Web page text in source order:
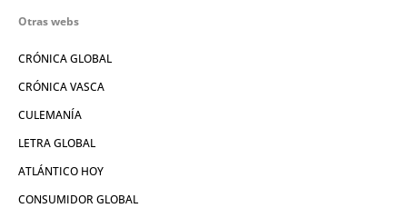
Otras webs
CRÓNICA GLOBAL
CRÓNICA VASCA
CULEMANÍA
LETRA GLOBAL
ATLÁNTICO HOY
CONSUMIDOR GLOBAL